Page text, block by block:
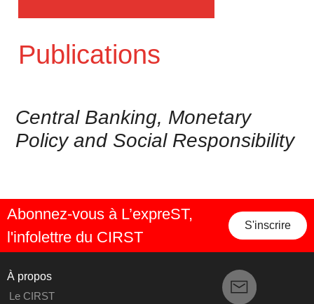
Publications
Central Banking, Monetary
Policy and Social Responsibility
Abonnez-vous à L’expreST,
l'infolettre du CIRST
S'inscrire
À propos
Le CIRST